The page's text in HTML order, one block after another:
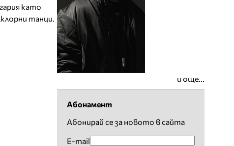
като
танци.
и още...
Абонамент
Абонирай се за новото в сайта
E-mail